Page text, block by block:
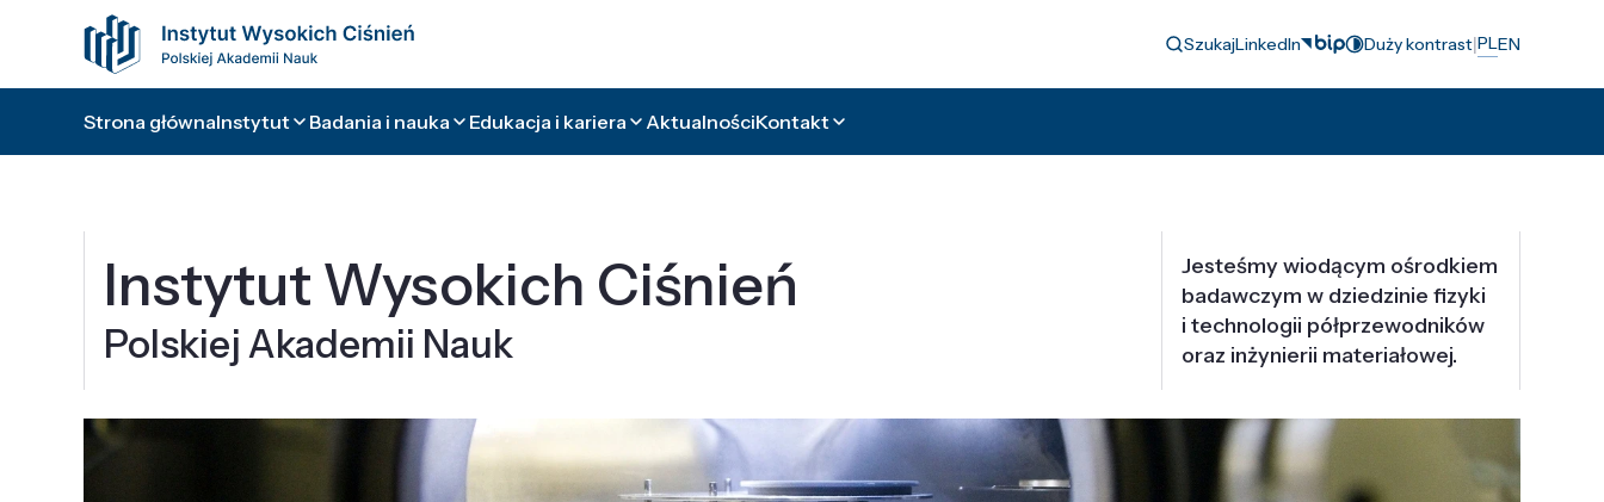
SzukajLinkedIn Duży kontrast|PLEN
Strona głównaInstytut Badania i nauka Edukacja i kariera AktualnościKontakt
Instytut Wysokich Ciśnień
Polskiej Akademii Nauk
Jesteśmy wiodącym ośrodkiem
badawczym w dziedzinie fizyki
i technologii półprzewodników
oraz inżynierii materiałowej.